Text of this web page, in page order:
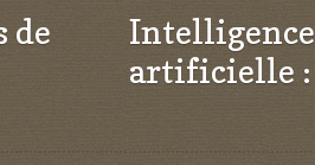
de
Intelligence
artificielle :